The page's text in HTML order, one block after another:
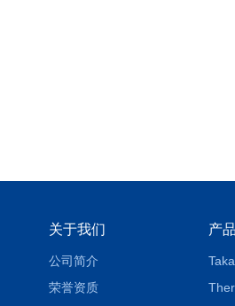
关于我们
公司简介
荣誉资质
产